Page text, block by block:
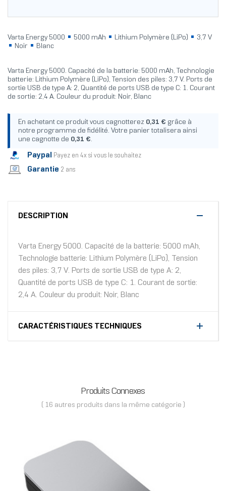
Varta Energy 5000 5000 mAh Lithium Polymère (LiPo)
3,7 V
Noir
Blanc
Varta Energy 5000. Capacité de la batterie: 5000 mAh, Technologie
batterie: Lithium Polymère (LiPo), Tension des piles: 3,7 V. Ports de
sortie USB de type A: 2, Quantité de ports USB de type C: 1. Courant
de sortie: 2,4 A. Couleur du produit: Noir, Blanc
En achetant ce produit vous cagnotterez 0,31 € grâce à
notre programme de fidélité. Votre panier totalisera ainsi
une cagnotte de 0,31 €.
Paypal Payez en 4x si vous le souhaitez
Garantie 2 ans
DESCRIPTION
Varta Energy 5000. Capacité de la batterie: 5000 mAh,
Technologie batterie: Lithium Polymère (LiPo), Tension
des piles: 3,7 V. Ports de sortie USB de type A: 2,
Quantité de ports USB de type C: 1. Courant de sortie:
2,4 A. Couleur du produit: Noir, Blanc
CARACTÉRISTIQUES TECHNIQUES
Produits Connexes
( 16 autres produits dans la même catégorie )